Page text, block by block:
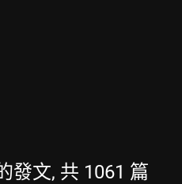
發文, 共 1061 篇